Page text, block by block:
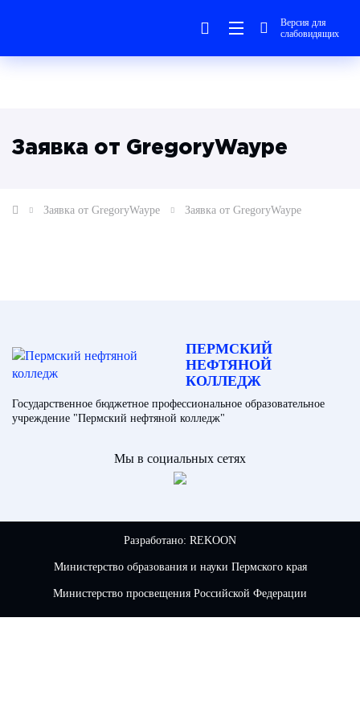
Версия для
слабовидящих
Заявка от GregoryWaype
Заявка от GregoryWaype Заявка от GregoryWaype
ПЕРМСКИЙ
НЕФТЯНОЙ
КОЛЛЕДЖ
Государственное бюджетное профессиональное образовательное
учреждение "Пермский нефтяной колледж"
Мы в социальных сетях
Разработано: REKOON
Министерство образования и науки Пермского края
Министерство просвещения Российской Федерации